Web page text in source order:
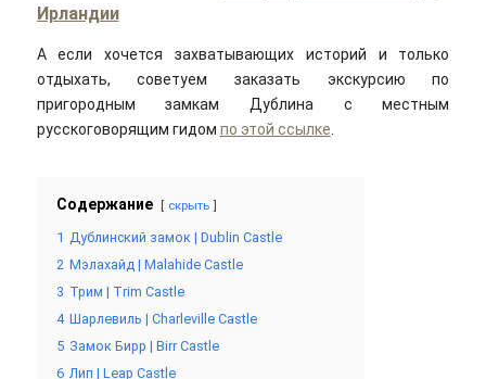
Ирландии
А если хочется захватывающих историй и только
отдыхать, советуем заказать экскурсию по
пригородным замкам Дублина с местным
русскоговорящим гидом по этой ссылке
Содержание скрыть
1 Дублинский замок | Dublin Castle
2 Мэлахайд | Malahide Castle
3 Трим | Trim Castle
4 Шарлевиль | Charleville Castle
5 Замок Бирр | Birr Castle
6 Лип | Leap Castle